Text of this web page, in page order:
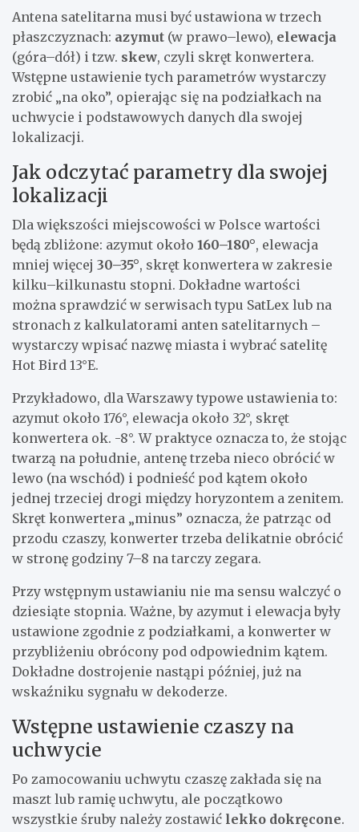
Antena satelitarna musi być ustawiona w trzech
płaszczyznach: azymut (w prawo–lewo), elewacja
(góra–dół) i tzw. skew, czyli skręt konwertera.
Wstępne ustawienie tych parametrów wystarczy
zrobić „na oko”, opierając się na podziałkach na
uchwycie i podstawowych danych dla swojej
lokalizacji.
Jak odczytać parametry dla swojej
lokalizacji
Dla większości miejscowości w Polsce wartości
będą zbliżone: azymut około 160–180°, elewacja
mniej więcej 30–35°, skręt konwertera w zakresie
kilku–kilkunastu stopni. Dokładne wartości
można sprawdzić w serwisach typu SatLex lub na
stronach z kalkulatorami anten satelitarnych –
wystarczy wpisać nazwę miasta i wybrać satelitę
Hot Bird 13°E.
Przykładowo, dla Warszawy typowe ustawienia to:
azymut około 176°, elewacja około 32°, skręt
konwertera ok. -8°. W praktyce oznacza to, że stojąc
twarzą na południe, antenę trzeba nieco obrócić w
lewo (na wschód) i podnieść pod kątem około
jednej trzeciej drogi między horyzontem a zenitem.
Skręt konwertera „minus” oznacza, że patrząc od
przodu czaszy, konwerter trzeba delikatnie obrócić
w stronę godziny 7–8 na tarczy zegara.
Przy wstępnym ustawianiu nie ma sensu walczyć o
dziesiąte stopnia. Ważne, by azymut i elewacja były
ustawione zgodnie z podziałkami, a konwerter w
przybliżeniu obrócony pod odpowiednim kątem.
Dokładne dostrojenie nastąpi później, już na
wskaźniku sygnału w dekoderze.
Wstępne ustawienie czaszy na
uchwycie
Po zamocowaniu uchwytu czaszę zakłada się na
maszt lub ramię uchwytu, ale początkowo
wszystkie śruby należy zostawić lekko dokręcone.